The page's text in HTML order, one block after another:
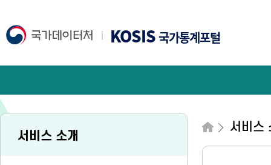
KOSIS국가통계포털
서비스 소개
서비스